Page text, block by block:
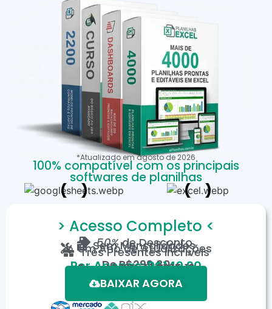
*Atualizado emagostode 2026
100% compatível com os principais
softwares de planilhas
> Acesso Completo <
50%de Desconto
Sem Mensalidades
Um Ano de Atualizações
Três Presentes Incríveis
DeR$299,80
Por Apenas: R$149,90
Em até 12X de R$15,19
*Oferta válida por tempo limitado.
BAIXAR AGORA